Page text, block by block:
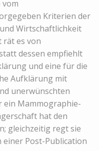
vom
Kriterien der
Wirtschaftlichkeit
rät es von
dessen empfiehlt
und eine für die
Aufklärung mit
unerwünschten
ein Mammographie-
hat den
gleichzeitig regt sie
einer Post-Publication